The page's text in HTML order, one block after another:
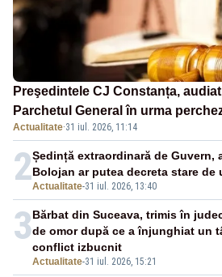
Preşedintele CJ Constanța,
Parchetul General în urma
este acţionar
Actualitate·31 iul. 2026, 11:14
2Actualitate-31 iul. 2026, 13:40
Ședință extraordinară de Guvern,
Bolojan ar putea decreta stare de
3
Actualitate-31 iul. 2026, 15:21
Bărbat din Suceava, trimis în
de omor după ce a înjunghiat un
conflict izbucnit